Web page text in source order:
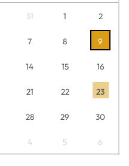
31 1 2
7 8 9
14 15 16
21 22 23
28 29 30
4 5 6